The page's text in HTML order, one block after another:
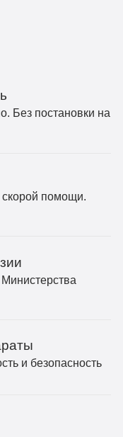
Без постановки на
скорой помощи.
и безопасность